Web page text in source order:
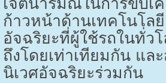
เจตนารมณ์ในการขับเ
ก้าวหน้าด้านเทคโนโล
อัจฉริยะที่ผู้ใช้รถในทั่ว
ถึงโดยเท่าเทียมกัน แล
นิเวศอัจฉริยะร่วมกัน